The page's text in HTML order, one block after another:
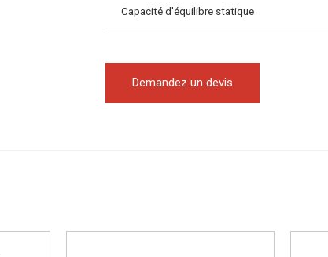
Capacité d'équilibre statique
Demandez un devis